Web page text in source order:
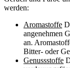
werden:
Aromastoffe
angenehmen
an.
Bitter- oder
Genussstoffe